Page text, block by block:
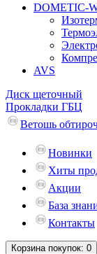
DOMETIC-
AVS
Диск щеточный
Прокладки ГБЦ
Ветошь
Новинки
Хиты
Акции
База
Контакты
Корзина покупок: 0